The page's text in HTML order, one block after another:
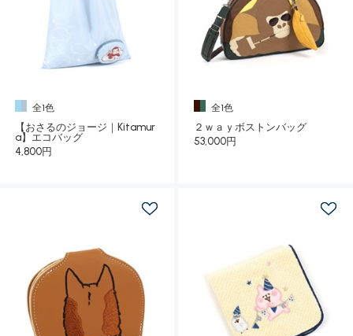
全1色
【おさるのジョージ｜Kitamur
a】エコバッグ
4,800円
全1色
２ｗａｙボストンバッグ
53,000円